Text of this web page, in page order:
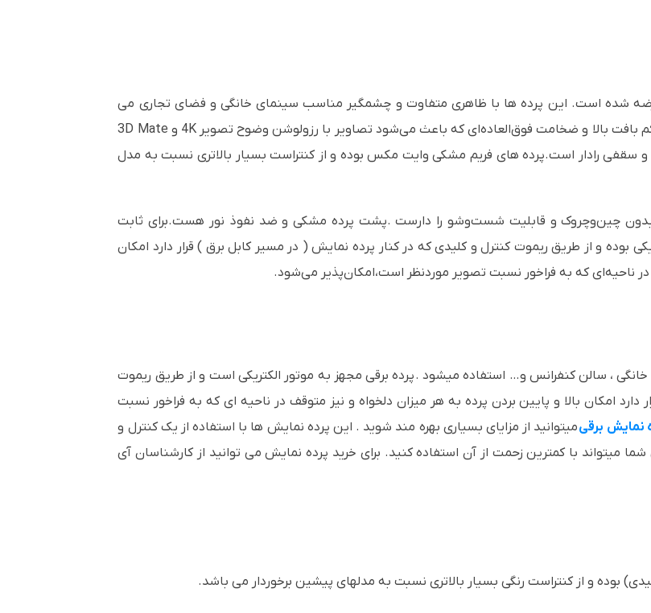
عرضه شده است. این پرده ها با ظاهری متفاوت و چشمگیر مناسب سینمای خانگی و فضای تجاری می
بافت بالا و ضخامت فوق‌العاده‌ای که باعث می‌شود تصاویر با رزولوشن وضوح تصویر4K و 3D Mate
رادار است.پرده های فریم مشکی وایت مکس بوده و از کنتراست بسیار بالاتری نسبت به مدل
چین‌وچروک و قابلیت شست‌وشو را دارست .پشت پرده مشکی و ضد نفوذ نور هست.برای ثابت
بوده و از طریق ریموت کنترل و کلیدی که در کنار پرده نمایش ( در مسیر کابل برق ) قرار دارد امکان
در ناحیه‌ای که به فراخور نسبت تصویر موردنظر است،امکان‌پذیر می‌شود.
، سالن کنفرانس و… استفاده میشود . پرده برقی مجهز به موتور الکتریکی است و از طریق ریموت
امکان بالا و پایین بردن پرده به هر میزان دلخواه و نیز متوقف در ناحیه ای که به فراخور نسبت
نمایش برقیمیتوانید از مزایای بسیاری بهره مند شوید . این پرده نمایش ها با استفاده از یک کنترل و
میتواند با کمترین زحمت از آن استفاده کنید. برای خرید پرده نمایش می توانید از کارشناسان آی
و از کنتراست رنگی بسیار بالاتری نسبت به مدلهای پیشین برخوردار می باشد.